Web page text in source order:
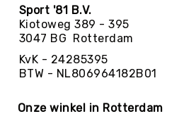
Zaalvoetbal
Zaalvoetballen
Zeskamp
Zwemmen
American
Sport '81 B.V.
Kiotoweg 389 - 395
3047 BG Rotterdam
KvK - 24285395
BTW - NL806964182B01
Onze winkel in Rotterdam